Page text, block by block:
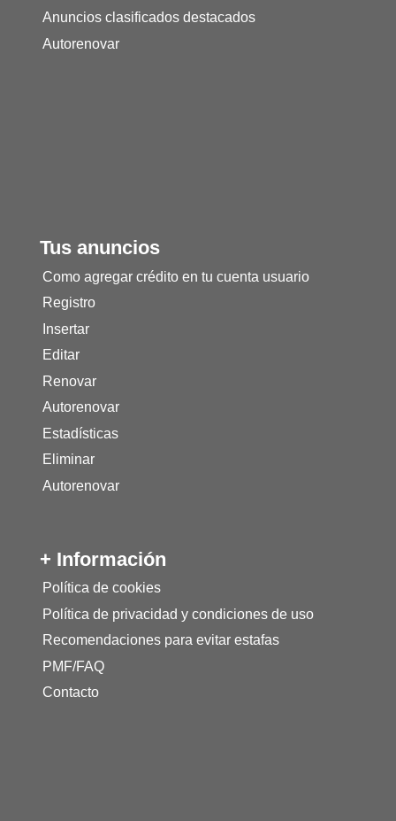
Anuncios clasificados destacados
Autorenovar
Tus anuncios
Como agregar crédito en tu cuenta usuario
Registro
Insertar
Editar
Renovar
Autorenovar
Estadísticas
Eliminar
Autorenovar
+ Información
Política de cookies
Política de privacidad y condiciones de uso
Recomendaciones para evitar estafas
PMF/FAQ
Contacto